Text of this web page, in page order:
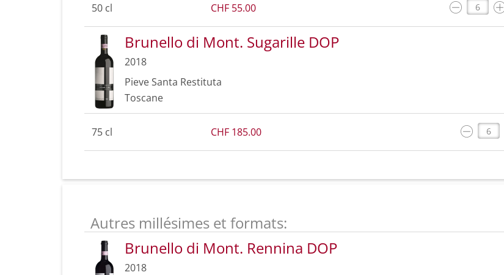
50 cl CHF 55.00
Brunello di Mont. Sugarille DOP
2018
Pieve Santa Restituta
Toscane
75 cl CHF 185.00
Autres millésimes et formats:
Brunello di Mont. Rennina DOP
2018